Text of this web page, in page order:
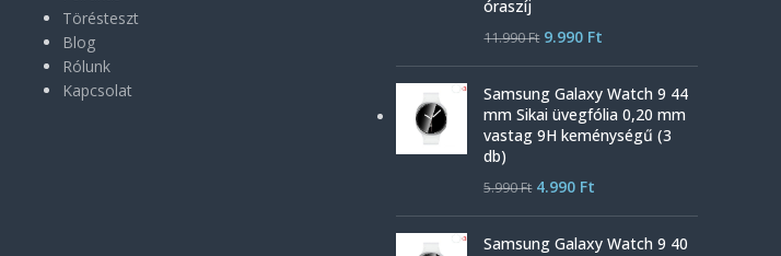
Törésteszt
Blog
Rólunk
Kapcsolat
óraszíj
11.990Ft 9.990 Ft
Samsung Galaxy Watch 9 44
mm Sikai üvegfólia 0,20 mm
vastag 9H keménységű (3
db)
5.990Ft 4.990 Ft
Samsung Galaxy Watch 9 40